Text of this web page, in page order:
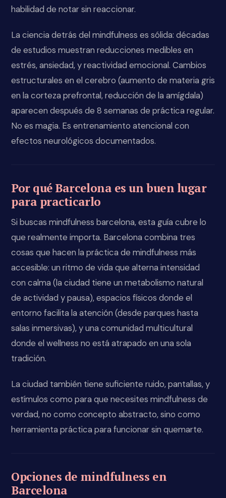
habilidad de notar sin reaccionar.
La ciencia detrás del mindfulness es sólida: décadas
de estudios muestran reducciones medibles en
estrés, ansiedad, y reactividad emocional. Cambios
estructurales en el cerebro (aumento de materia gris
en la corteza prefrontal, reducción de la amígdala)
aparecen después de 8 semanas de práctica regular.
No es magia. Es entrenamiento atencional con
efectos neurológicos documentados.
Por qué Barcelona es un buen lugar
para practicarlo
Si buscas mindfulness barcelona, esta guía cubre lo
que realmente importa. Barcelona combina tres
cosas que hacen la práctica de mindfulness más
accesible: un ritmo de vida que alterna intensidad
con calma (la ciudad tiene un metabolismo natural
de actividad y pausa), espacios físicos donde el
entorno facilita la atención (desde parques hasta
salas inmersivas), y una comunidad multicultural
donde el wellness no está atrapado en una sola
tradición.
La ciudad también tiene suficiente ruido, pantallas, y
estímulos como para que necesites mindfulness de
verdad, no como concepto abstracto, sino como
herramienta práctica para funcionar sin quemarte.
Opciones de mindfulness en
Barcelona